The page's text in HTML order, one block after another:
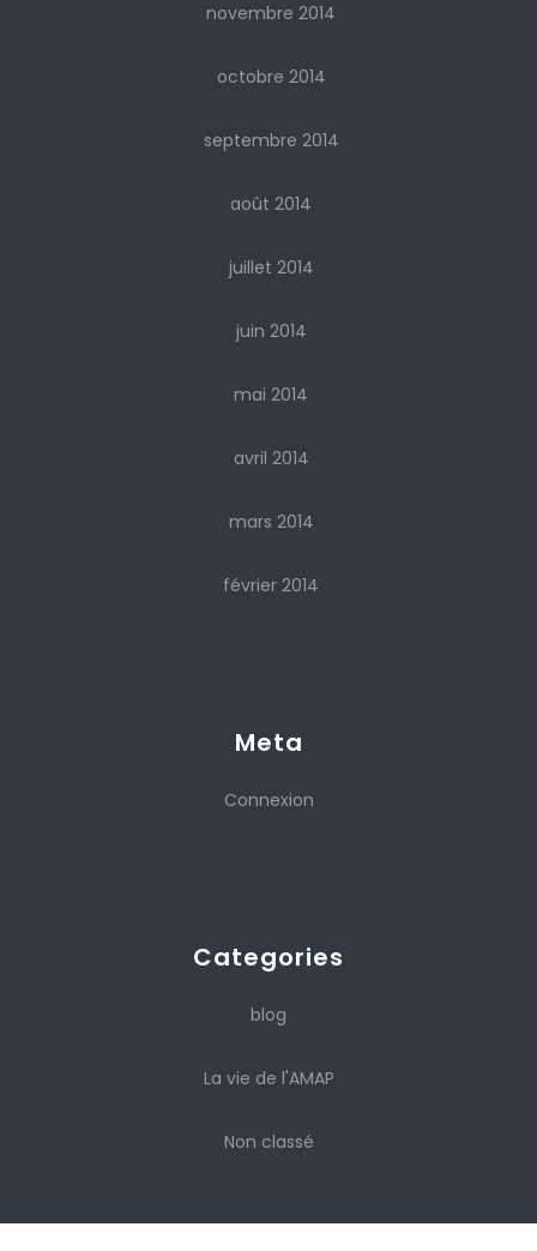
novembre 2014
octobre 2014
septembre 2014
août 2014
juillet 2014
juin 2014
mai 2014
avril 2014
mars 2014
février 2014
Meta
Connexion
Categories
blog
La vie de l'AMAP
Non classé